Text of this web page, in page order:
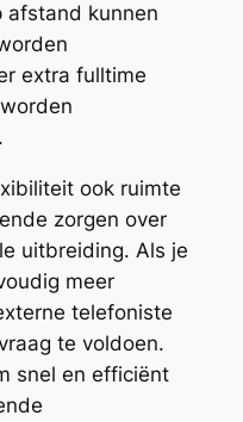
afstand kunnen
extra fulltime
ook ruimte
zorgen over
uitbreiding. Als je
meer
telefoniste
te voldoen.
snel en efficiënt